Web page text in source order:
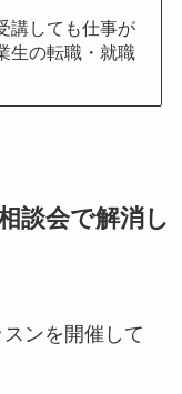
講しても仕事が
生の転職・就職
談会で解消し
ンを開催して